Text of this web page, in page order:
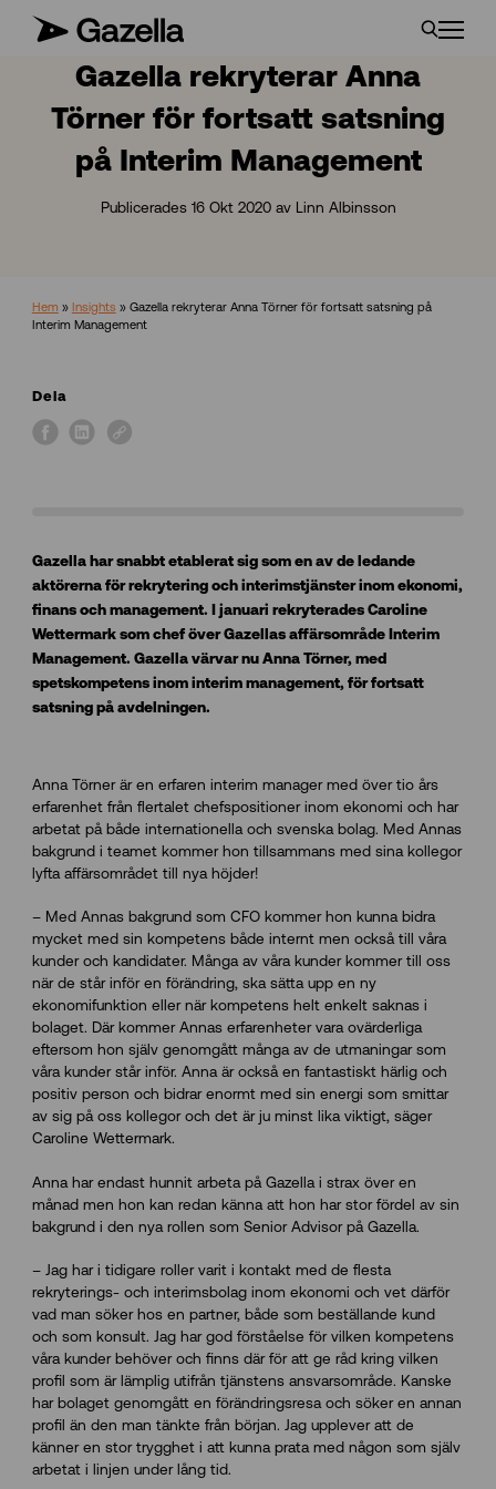
Gazella rekryterar Anna
Törner för fortsatt satsning
på Interim Management
Publicerades 16 Okt 2020 av Linn Albinsson
Hem » Insights » Gazella rekryterar Anna Törner för fortsatt satsning på
Interim Management
Dela
Gazella har snabbt etablerat sig som en av de ledande
aktörerna för rekrytering och interimstjänster inom ekonomi,
finans och management. I januari rekryterades Caroline
Wettermark som chef över Gazellas affärsområde Interim
Management. Gazella värvar nu Anna Törner, med
spetskompetens inom interim management, för fortsatt
satsning på avdelningen.
Anna Törner är en erfaren interim manager med över tio års
erfarenhet från flertalet chefspositioner inom ekonomi och har
arbetat på både internationella och svenska bolag. Med Annas
bakgrund i teamet kommer hon tillsammans med sina kollegor
lyfta affärsområdet till nya höjder!
– Med Annas bakgrund som CFO kommer hon kunna bidra
mycket med sin kompetens både internt men också till våra
kunder och kandidater. Många av våra kunder kommer till oss
när de står inför en förändring, ska sätta upp en ny
ekonomifunktion eller när kompetens helt enkelt saknas i
bolaget. Där kommer Annas erfarenheter vara ovärderliga
eftersom hon själv genomgått många av de utmaningar som
våra kunder står inför. Anna är också en fantastiskt härlig och
positiv person och bidrar enormt med sin energi som smittar
av sig på oss kollegor och det är ju minst lika viktigt, säger
Caroline Wettermark.
Anna har endast hunnit arbeta på Gazella i strax över en
månad men hon kan redan känna att hon har stor fördel av sin
bakgrund i den nya rollen som Senior Advisor på Gazella.
– Jag har i tidigare roller varit i kontakt med de flesta
rekryterings- och interimsbolag inom ekonomi och vet därför
vad man söker hos en partner, både som beställande kund
och som konsult. Jag har god förståelse för vilken kompetens
våra kunder behöver och finns där för att ge råd kring vilken
profil som är lämplig utifrån tjänstens ansvarsområde. Kanske
har bolaget genomgått en förändringsresa och söker en annan
profil än den man tänkte från början. Jag upplever att de
känner en stor trygghet i att kunna prata med någon som själv
arbetat i linjen under lång tid.